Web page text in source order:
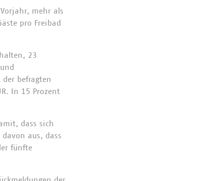
mehr als
pro Freibad
23
befragten
In 15 Prozent
dass sich
aus, dass
fünfte